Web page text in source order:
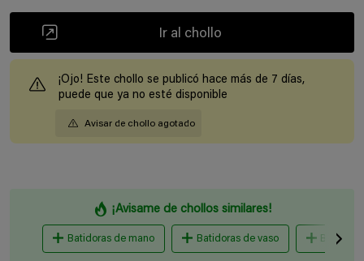
Ir al chollo
¡Ojo! Este chollo se publicó hace más de 7 días,
puede que ya no esté disponible
Avisar de chollo agotado
¡Avisame de chollos similares!
Batidoras de mano Batidoras de vaso